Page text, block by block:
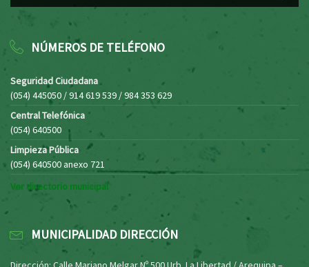
NÚMEROS DE TELÉFONO
Seguridad Ciudadana
(054) 445050 / 914 619 539 / 984 353 629
Central Telefónica
(054) 640500
Limpieza Pública
(054) 640500 anexo 721
Ver directorio municipal
MUNICIPALIDAD DIRECCIÓN